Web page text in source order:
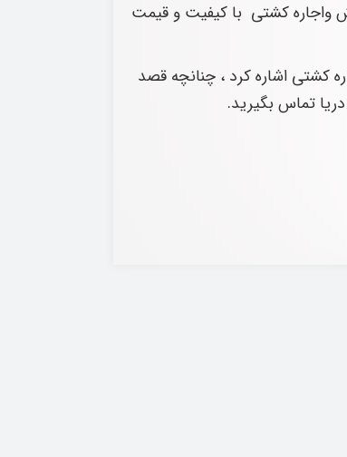
واجاره کشتی با کیفیت و قیمت
کشتی اشاره کرد ، چنانچه قصد
تماس بگیرید.